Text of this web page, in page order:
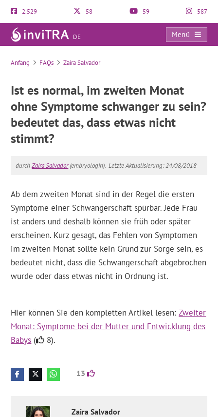
2.529 58 59 587
DE
Menü
FAQs
Anfang FAQs Zaira Salvador
Ist es normal, im zweiten Monat
ohne Symptome schwanger zu sein?
bedeutet das, dass etwas nicht
stimmt?
durchZaira Salvador(embryologin). Letzte Aktualisierung: 24/08/2018
Ab dem zweiten Monat sind in der Regel die ersten
Symptome einer Schwangerschaft spürbar. Jede Frau
ist anders und deshalb können sie früh oder später
erscheinen. Kurz gesagt, das Fehlen von Symptomen
im zweiten Monat sollte kein Grund zur Sorge sein, es
bedeutet nicht, dass die Schwangerschaft abgebrochen
wurde oder dass etwas nicht in Ordnung ist.
Hier können Sie den kompletten Artikel lesen:Zweiter
Monat: Symptome bei der Mutter und Entwicklung des
Babys ( 8).
13
Zaira Salvador